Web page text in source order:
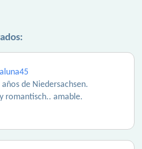
años de Niedersachsen.
romantisch.. amable.